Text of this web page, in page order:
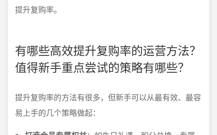
提升复购率。
有哪些高效提升复购率的运营方法？
值得新手重点尝试的策略有哪些？
提升复购率的方法有很多，但新手可以从最有效、最容
易上手的几个策略做起：